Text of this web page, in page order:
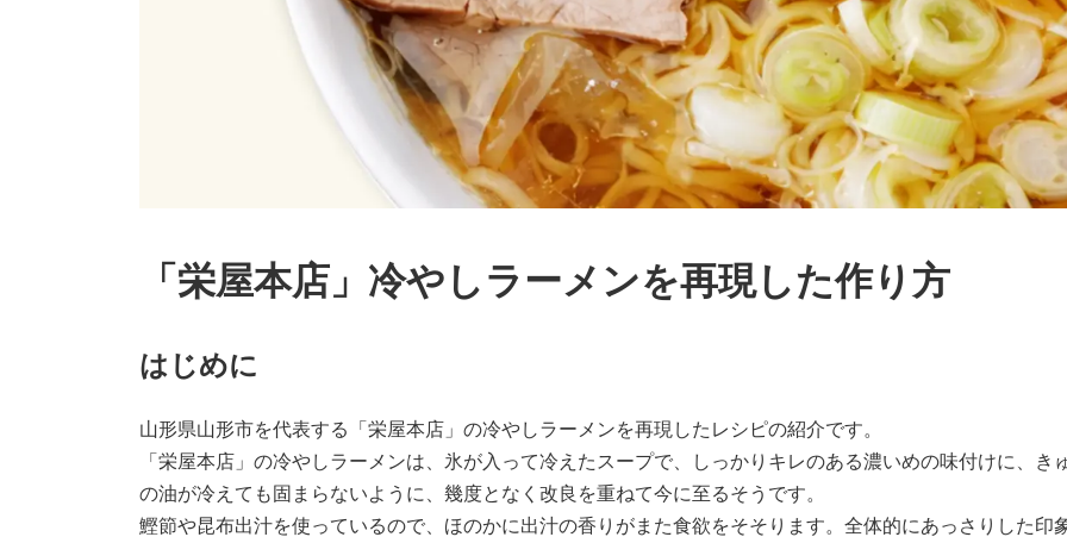
「栄屋本店」冷やしラーメンを再現した作り方
はじめに
山形県山形市を代表する「栄屋本店」の冷やしラーメンを再現したレシピの紹介です。
「栄屋本店」の冷やしラーメンは、氷が入って冷えたスープで、しっかりキレのある濃いめの味付けに、
の油が冷えても固まらないように、幾度となく改良を重ねて今に至るそうです。
鰹節や昆布出汁を使っているので、ほのかに出汁の香りがまた食欲をそそります。全体的にあっさりした印